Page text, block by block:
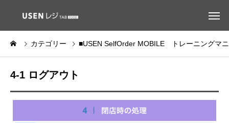
カテゴリー ■USEN SelfOrder MOBILE トレーニングマ
4-1 ログアウト